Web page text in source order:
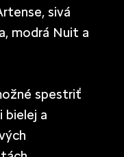
sivá
modrá Nuit a
spestriť
bielej a